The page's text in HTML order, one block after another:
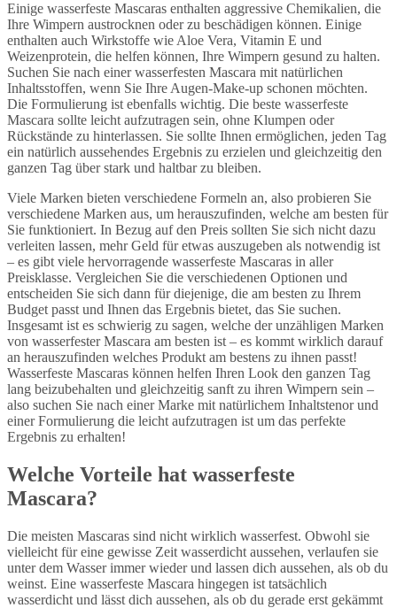
Einige wasserfeste Mascaras enthalten aggressive Chemikalien, die
Ihre Wimpern austrocknen oder zu beschädigen können. Einige
enthalten auch Wirkstoffe wie Aloe Vera, Vitamin E und
Weizenprotein, die helfen können, Ihre Wimpern gesund zu halten.
Suchen Sie nach einer wasserfesten Mascara mit natürlichen
Inhaltsstoffen, wenn Sie Ihre Augen-Make-up schonen möchten.
Die Formulierung ist ebenfalls wichtig. Die beste wasserfeste
Mascara sollte leicht aufzutragen sein, ohne Klumpen oder
Rückstände zu hinterlassen. Sie sollte Ihnen ermöglichen, jeden Tag
ein natürlich aussehendes Ergebnis zu erzielen und gleichzeitig den
ganzen Tag über stark und haltbar zu bleiben.
Viele Marken bieten verschiedene Formeln an, also probieren Sie
verschiedene Marken aus, um herauszufinden, welche am besten für
Sie funktioniert. In Bezug auf den Preis sollten Sie sich nicht dazu
verleiten lassen, mehr Geld für etwas auszugeben als notwendig ist
– es gibt viele hervorragende wasserfeste Mascaras in aller
Preisklasse. Vergleichen Sie die verschiedenen Optionen und
entscheiden Sie sich dann für diejenige, die am besten zu Ihrem
Budget passt und Ihnen das Ergebnis bietet, das Sie suchen.
Insgesamt ist es schwierig zu sagen, welche der unzähligen Marken
von wasserfester Mascara am besten ist – es kommt wirklich darauf
an herauszufinden welches Produkt am bestens zu ihnen passt!
Wasserfeste Mascaras können helfen Ihren Look den ganzen Tag
lang beizubehalten und gleichzeitig sanft zu ihren Wimpern sein –
also suchen Sie nach einer Marke mit natürlichem Inhaltstenor und
einer Formulierung die leicht aufzutragen ist um das perfekte
Ergebnis zu erhalten!
Welche Vorteile hat wasserfeste
Mascara?
Die meisten Mascaras sind nicht wirklich wasserfest. Obwohl sie
vielleicht für eine gewisse Zeit wasserdicht aussehen, verlaufen sie
unter dem Wasser immer wieder und lassen dich aussehen, als ob du
weinst. Eine wasserfeste Mascara hingegen ist tatsächlich
wasserdicht und lässt dich aussehen, als ob du gerade erst gekämmt